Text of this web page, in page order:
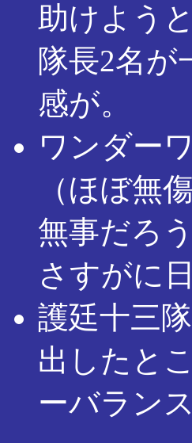
助けよう
隊長2名
感が。
ワンダー
（ほぼ無
無事だろ
さすがに
護廷十三
出したと
ーバラン